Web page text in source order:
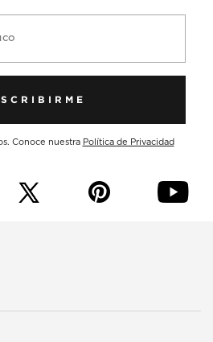
Conoce nuestra Política de Privacidad
p y